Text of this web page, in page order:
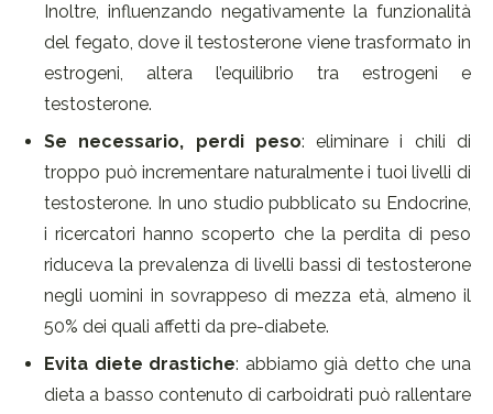
Inoltre, influenzando negativamente la funzionalità
del fegato, dove il testosterone viene trasformato in
estrogeni, altera l’equilibrio tra estrogeni e
testosterone.
Se necessario, perdi peso: eliminare i chili di
troppo può incrementare naturalmente i tuoi livelli di
testosterone. In uno studio pubblicato su Endocrine,
i ricercatori hanno scoperto che la perdita di peso
riduceva la prevalenza di livelli bassi di testosterone
negli uomini in sovrappeso di mezza età, almeno il
50% dei quali affetti da pre-diabete.
Evita diete drastiche: abbiamo già detto che una
dieta a basso contenuto di carboidrati può rallentare